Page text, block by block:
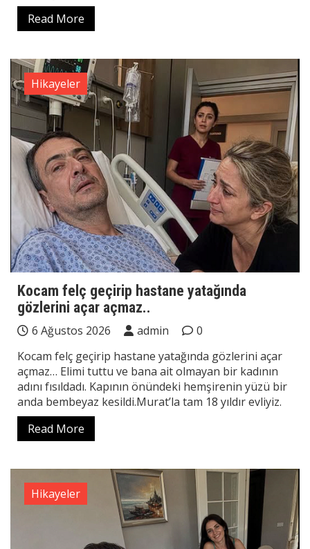
Read More
Hikayeler
Kocam felç geçirip hastane yatağında
gözlerini açar açmaz..
6 Ağustos 2026 admin
0
Kocam felç geçirip hastane yatağında gözlerini açar
açmaz… Elimi tuttu ve bana ait olmayan bir kadının
adını fısıldadı. Kapının önündeki hemşirenin yüzü bir
anda bembeyaz kesildi.Murat’la tam 18 yıldır evliyiz.
Read More
Hikayeler